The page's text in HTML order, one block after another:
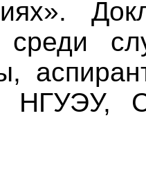
НГУЭУ,